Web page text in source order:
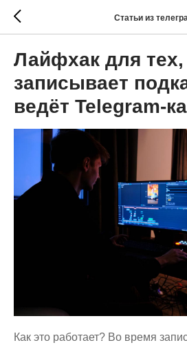
Статьи из
Лайфхак для тех,
записывает
ведёт Telegram-
Как это работает? Во время